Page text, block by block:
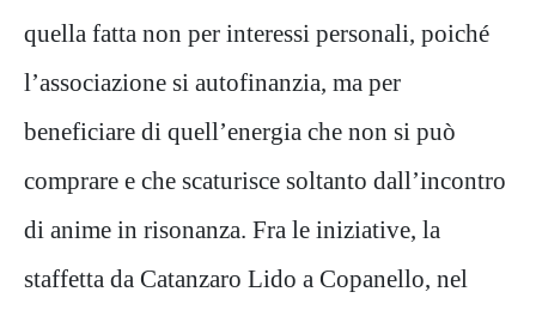
quella fatta non per interessi personali, poiché
l’associazione si autofinanzia, ma per
beneficiare di quell’energia che non si può
comprare e che scaturisce soltanto dall’incontro
di anime in risonanza. Fra le iniziative, la
staffetta da Catanzaro Lido a Copanello, nel